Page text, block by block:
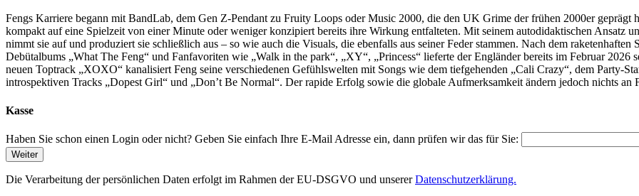
Fengs Karriere begann mit BandLab, dem Gen Z-Pendant zu Fruity Loops oder Music 2000, die den UK Grime der frühen 2000er geprägt
kompakt auf eine Spielzeit von einer Minute oder weniger konzipiert bereits ihre Wirkung entfalteten. Mit seinem autodidaktischen Ansatz
nimmt sie auf und produziert sie schließlich aus – so wie auch die Visuals, die ebenfalls aus seiner Feder stammen. Nach dem raketenhaften
Debütalbums „What The Feng“ und Fanfavoriten wie „Walk in the park“, „XY“, „Princess“ lieferte der Engländer bereits im Februar 2026
neuen Toptrack „XOXO“ kanalisiert Feng seine verschiedenen Gefühlswelten mit Songs wie dem tiefgehenden „Cali Crazy“, dem Party-
introspektiven Tracks „Dopest Girl“ und „Don’t Be Normal“. Der rapide Erfolg sowie die globale Aufmerksamkeit ändern jedoch nichts an
Kasse
Haben Sie schon einen Login oder nicht? Geben Sie einfach Ihre E-Mail Adresse ein, dann prüfen wir das für Sie:
Weiter
Die Verarbeitung der persönlichen Daten erfolgt im Rahmen der EU-DSGVO und unsererDatenschutzerklärung.